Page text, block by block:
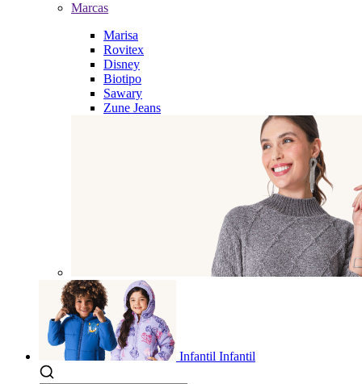
Marcas
Marisa
Rovitex
Disney
Biotipo
Sawary
Zune Jeans
Infantil Infantil